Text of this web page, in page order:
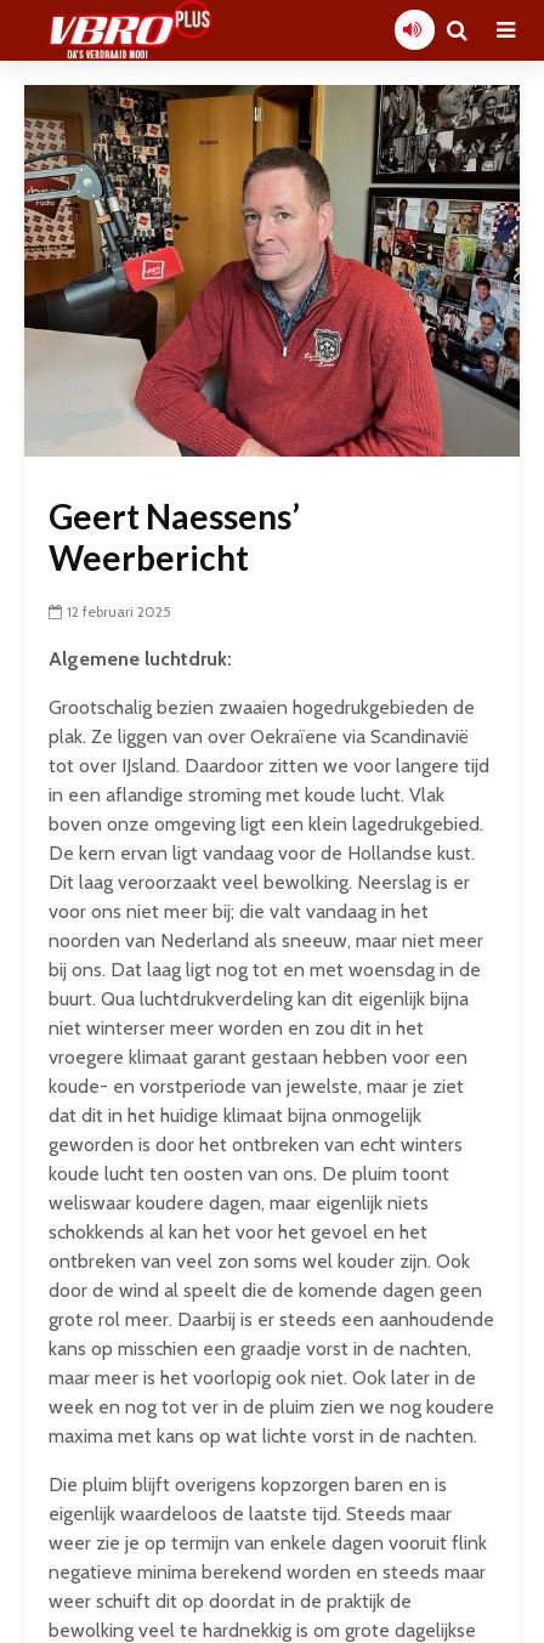
Geert Naessens’
Weerbericht
12 februari 2025
Algemene luchtdruk:
Grootschalig bezien zwaaien hogedrukgebieden de
plak. Ze liggen van over Oekraïene via Scandinavië
tot over IJsland. Daardoor zitten we voor langere tijd
in een aflandige stroming met koude lucht. Vlak
boven onze omgeving ligt een klein lagedrukgebied.
De kern ervan ligt vandaag voor de Hollandse kust.
Dit laag veroorzaakt veel bewolking. Neerslag is er
voor ons niet meer bij; die valt vandaag in het
noorden van Nederland als sneeuw, maar niet meer
bij ons. Dat laag ligt nog tot en met woensdag in de
buurt. Qua luchtdrukverdeling kan dit eigenlijk bijna
niet winterser meer worden en zou dit in het
vroegere klimaat garant gestaan hebben voor een
koude- en vorstperiode van jewelste, maar je ziet
dat dit in het huidige klimaat bijna onmogelijk
geworden is door het ontbreken van echt winters
koude lucht ten oosten van ons. De pluim toont
weliswaar koudere dagen, maar eigenlijk niets
schokkends al kan het voor het gevoel en het
ontbreken van veel zon soms wel kouder zijn. Ook
door de wind al speelt die de komende dagen geen
grote rol meer. Daarbij is er steeds een aanhoudende
kans op misschien een graadje vorst in de nachten,
maar meer is het voorlopig ook niet. Ook later in de
week en nog tot ver in de pluim zien we nog koudere
maxima met kans op wat lichte vorst in de nachten.
Die pluim blijft overigens kopzorgen baren en is
eigenlijk waardeloos de laatste tijd. Steeds maar
weer zie je op termijn van enkele dagen vooruit flink
negatieve minima berekend worden en steeds maar
weer schuift dit op doordat in de praktijk de
bewolking veel te hardnekkig is om grote dagelijkse